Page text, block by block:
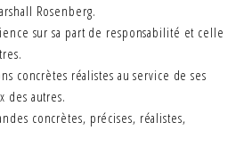
Rosenberg.
sur sa part de responsabilité et celle
concrètes réalistes au service de ses
des autres.
concrètes, précises, réalistes,